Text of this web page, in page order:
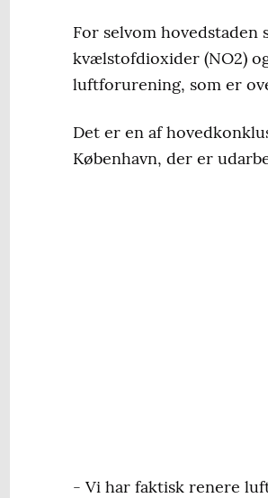
For selvom
kvælstofdioxider (NO2)
luftforurening, som er
Det er en af
København, der er
- Vi har faktisk renere